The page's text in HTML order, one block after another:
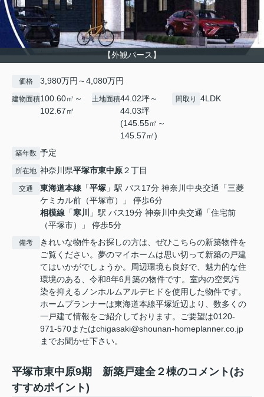
【外観パース】
価格 3,980万円～4,080万円
建物面積100.60㎡～
102.67㎡
土地面積44.02坪～
44.03坪
(145.55㎡～
145.57㎡)
間取り 4LDK
築年数 予定
所在地 神奈川県平塚市東中原２丁目
交通 東海道本線 「平塚 」駅 バス17分 神奈川中央交通「三菱
ケミカル前（平塚市）」 停歩6分
相模線 「寒川
」駅 バス19分 神奈川中央交通「住宅前
（平塚市）」 停歩5分
備考
きれいな物件をお探しの方は、ぜひこちらの新築物件を
ご覧ください。夢のマイホームは思い切って新築の戸建
てはいかがでしょうか。周辺環境も良好で、魅力的な住
環境のある、令和8年6月築の物件です。室内の空気汚
染を抑えるノンホルムアルデヒドを使用した物件です。
ホームプランナーは東海道本線平塚近辺より、数多くの
一戸建て情報をご紹介しております。ご要望は0120-
971-570またはchigasaki@shounan-homeplanner.co.jp
までお聞かせ下さい。
平塚市東中原9期 新築戸建全２棟のコメント(お
すすめポイント)